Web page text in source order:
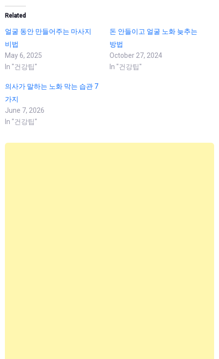
Related
얼굴 동안 만들어주는 마사지
비법
May 6, 2025
In "건강팁"
돈 안들이고 얼굴 노화 늦추는
방법
October 27, 2024
In "건강팁"
의사가 말하는 노화 막는 습관 7
가지
June 7, 2026
In "건강팁"